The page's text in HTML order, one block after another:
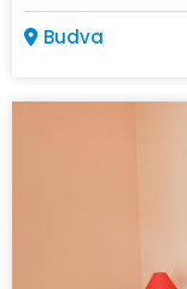
Budva